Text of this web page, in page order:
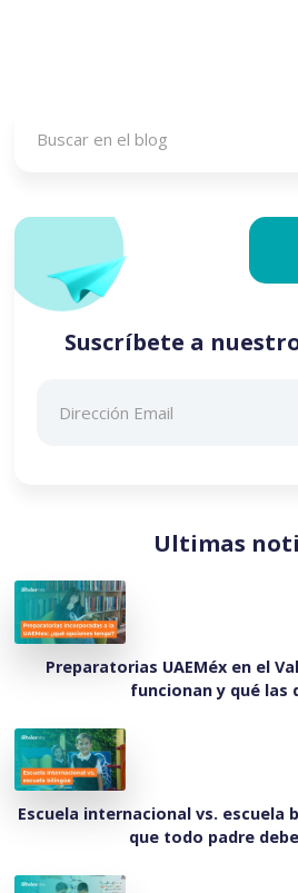
Suscríbete a
Ultimas
Preparatorias UAEMéx en el
funcionan y qué las
Escuela internacional vs. escuela
que todo padre